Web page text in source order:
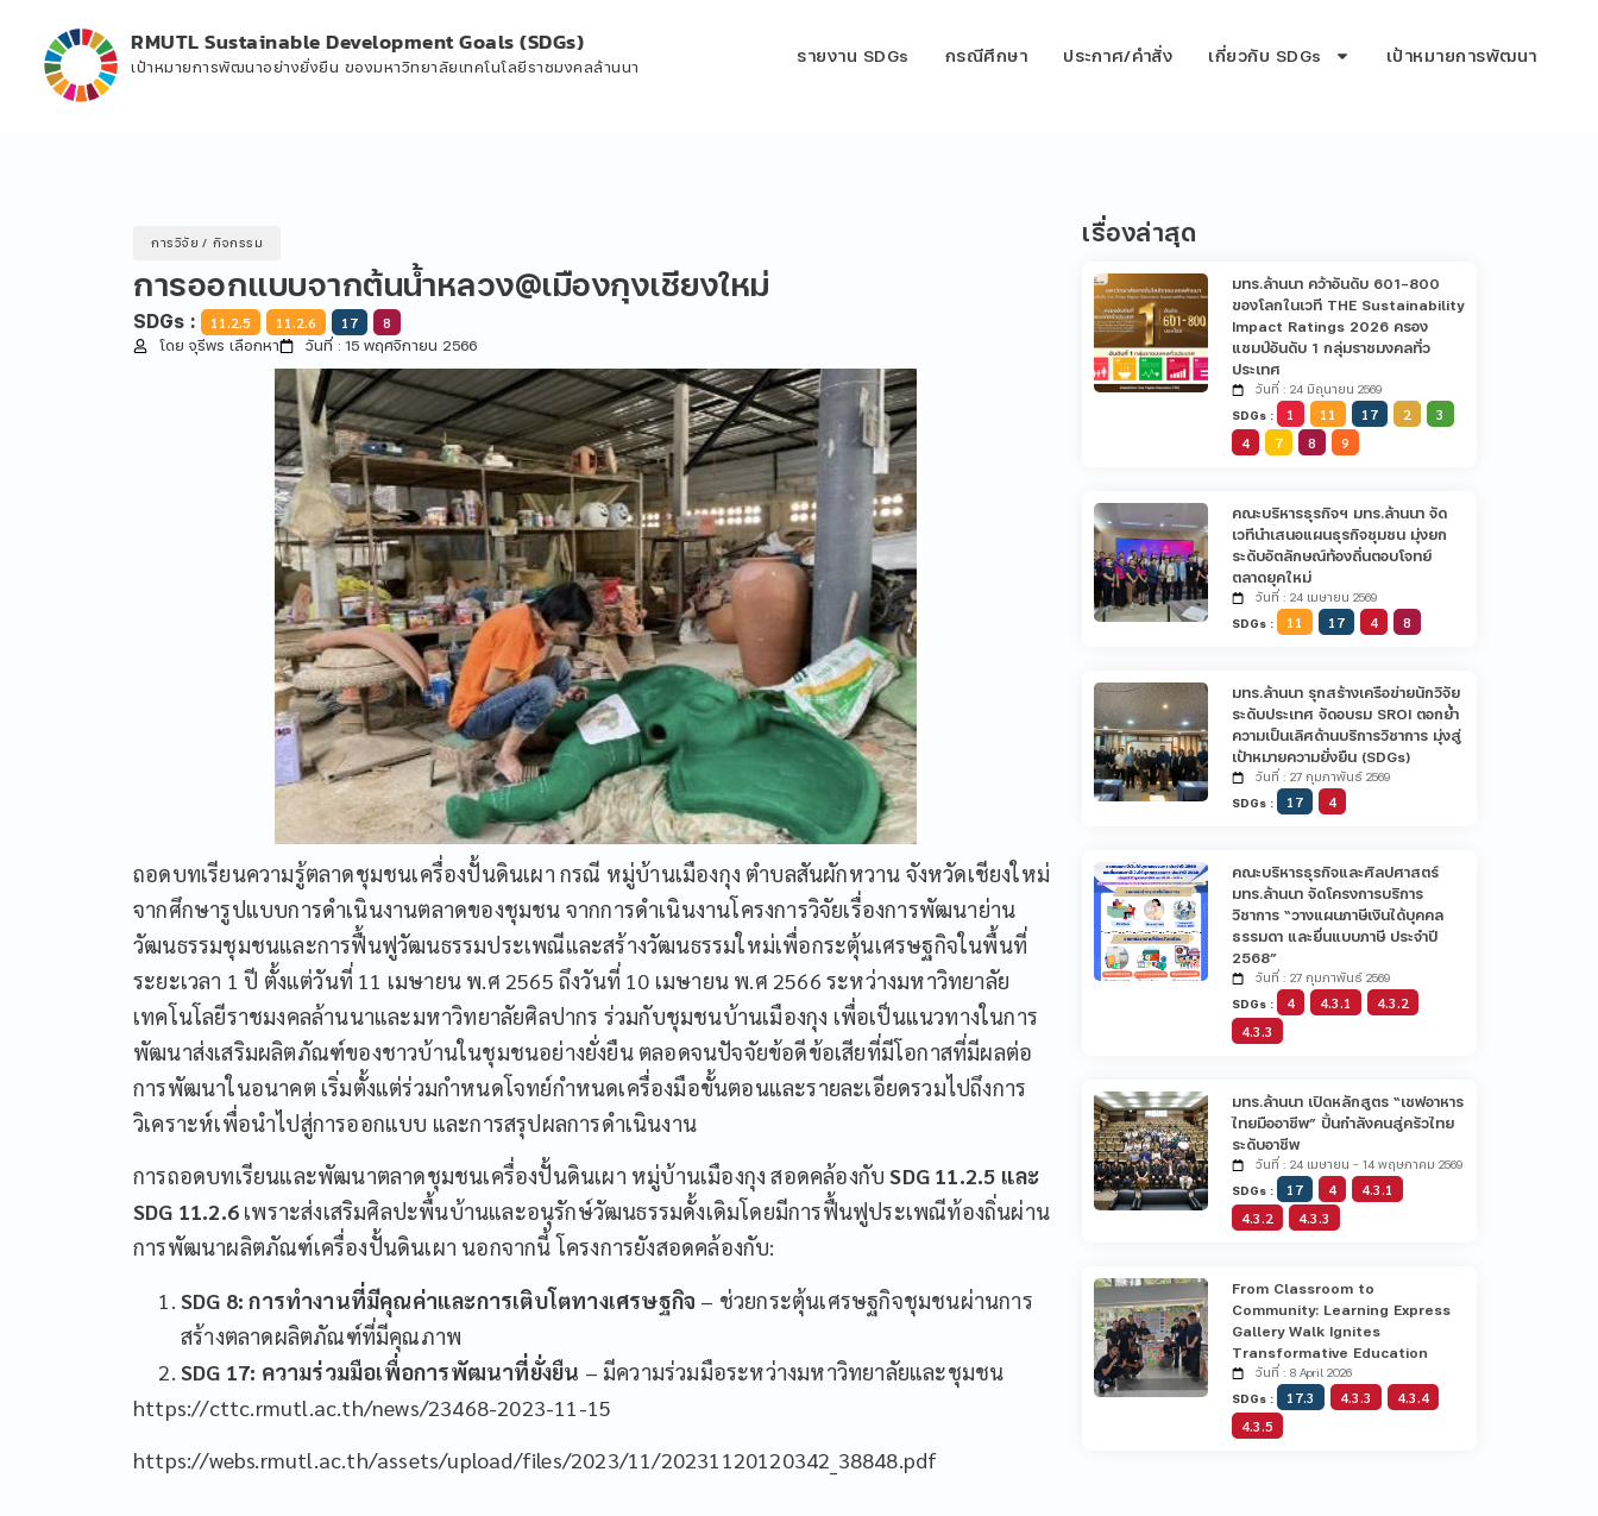
RMUTL Sustainable Development Goals (SDGs)
เป้าหมายการพัฒนาอย่างยั่งยืน ของมหาวิทยาลัยเทคโนโลยีราชมงคลล้านนา
รายงาน SDGs กรณีศึกษา ประกาศ/คำสั่ง เกี่ยวกับ SDGs เป้าหมายการพัฒนา
การวิจัย / กิจกรรม
การออกแบบจากต้นน้ำหลวง@เมืองกุงเชียงใหม่
SDGs : 11.2.5 11.2.6 17 8
โดย จุรีพร เลือกหา วันที่ : 15 พฤศจิกายน 2566
ถอดบทเรียนความรู้ตลาดชุมชนเครื่องปั้นดินเผา กรณี หมู่บ้านเมืองกุง ตำบลสันผักหวาน จังหวัดเชียงใหม่
จากศึกษารูปแบบการดำเนินงานตลาดของชุมชน จากการดำเนินงานโครงการวิจัยเรื่องการพัฒนาย่าน
วัฒนธรรมชุมชนและการฟื้นฟูวัฒนธรรมประเพณีและสร้างวัฒนธรรมใหม่เพื่อกระตุ้นเศรษฐกิจในพื้นที่
ระยะเวลา 1 ปี ตั้งแต่วันที่ 11 เมษายน พ.ศ 2565 ถึงวันที่ 10 เมษายน พ.ศ 2566 ระหว่างมหาวิทยาลัย
เทคโนโลยีราชมงคลล้านนาและมหาวิทยาลัยศิลปากร ร่วมกับชุมชนบ้านเมืองกุง เพื่อเป็นแนวทางในการ
พัฒนาส่งเสริมผลิตภัณฑ์ของชาวบ้านในชุมชนอย่างยั่งยืน ตลอดจนปัจจัยข้อดีข้อเสียที่มีโอกาสที่มีผลต่อ
การพัฒนาในอนาคต เริ่มตั้งแต่ร่วมกำหนดโจทย์กำหนดเครื่องมือขั้นตอนและรายละเอียดรวมไปถึงการ
วิเคราะห์เพื่อนำไปสู่การออกแบบ และการสรุปผลการดำเนินงาน
การถอดบทเรียนและพัฒนาตลาดชุมชนเครื่องปั้นดินเผา หมู่บ้านเมืองกุง สอดคล้องกับSDG 11.2.5 และ
SDG 11.2.6 เพราะส่งเสริมศิลปะพื้นบ้านและอนุรักษ์วัฒนธรรมดั้งเดิมโดยมีการฟื้นฟูประเพณีท้องถิ่นผ่าน
การพัฒนาผลิตภัณฑ์เครื่องปั้นดินเผา นอกจากนี้ โครงการยังสอดคล้องกับ:
SDG 8: การทำงานที่มีคุณค่าและการเติบโตทางเศรษฐกิจ – ช่วยกระตุ้นเศรษฐกิจชุมชนผ่านการ
สร้างตลาดผลิตภัณฑ์ที่มีคุณภาพ
SDG 17: ความร่วมมือเพื่อการพัฒนาที่ยั่งยืน – มีความร่วมมือระหว่างมหาวิทยาลัยและชุมชน
https://cttc.rmutl.ac.th/news/23468-2023-11-15
https://webs.rmutl.ac.th/assets/upload/files/2023/11/20231120120342_38848.pdf
เรื่องล่าสุด
มทร.ล้านนา คว้าอันดับ 601-800
ของโลกในเวที THE Sustainability
Impact Ratings 2026 ครอง
แชมป์อันดับ 1 กลุ่มราชมงคลทั่ว
ประเทศ
วันที่ : 24 มิถุนายน 2569
SDGs :
1 11 17 2
3
4
7 8 9
คณะบริหารธุรกิจฯ มทร.ล้านนา จัด
เวทีนำเสนอแผนธุรกิจชุมชน มุ่งยก
ระดับอัตลักษณ์ท้องถิ่นตอบโจทย์
ตลาดยุคใหม่
วันที่ : 24 เมษายน 2569
SDGs :
11 17 4 8
มทร.ล้านนา รุกสร้างเครือข่ายนักวิจัย
ระดับประเทศ จัดอบรม SROI ตอกย้ำ
ความเป็นเลิศด้านบริการวิชาการ มุ่งสู่
เป้าหมายความยั่งยืน (SDGs)
วันที่ : 27 กุมภาพันธ์ 2569
SDGs :
17 4
คณะบริหารธุรกิจและศิลปศาสตร์
มทร.ล้านนา จัดโครงการบริการ
วิชาการ “วางแผนภาษีเงินได้บุคคล
ธรรมดา และยื่นแบบภาษี ประจำปี
2568”
วันที่ : 27 กุมภาพันธ์ 2569
SDGs :
4 4.3.1
4.3.2
4.3.3
มทร.ล้านนา เปิดหลักสูตร “เชฟอาหาร
ไทยมืออาชีพ” ปั้นกำลังคนสู่ครัวไทย
ระดับอาชีพ
วันที่ : 24 เมษายน - 14 พฤษภาคม 2569
SDGs :
17 4
4.3.1
4.3.2
4.3.3
From Classroom to
Community: Learning Express
Gallery Walk Ignites
Transformative Education
วันที่ : 8 April 2026
SDGs :
17.3 4.3.3
4.3.4
4.3.5